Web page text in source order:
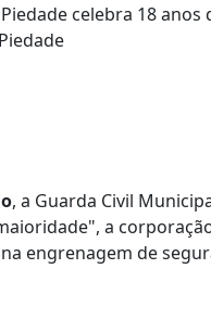
, a Guarda Civil
a
engrenagem de